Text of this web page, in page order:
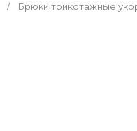
Брюки трикотажные